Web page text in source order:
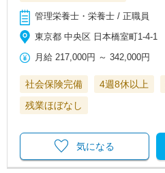
管理栄養士・栄養士 / 正職員
東京都 中央区 日本橋室町1-4-1
月給 217,000円 ～342,000円
社会保険完備 4週8休以上
残業ほぼなし
気になる